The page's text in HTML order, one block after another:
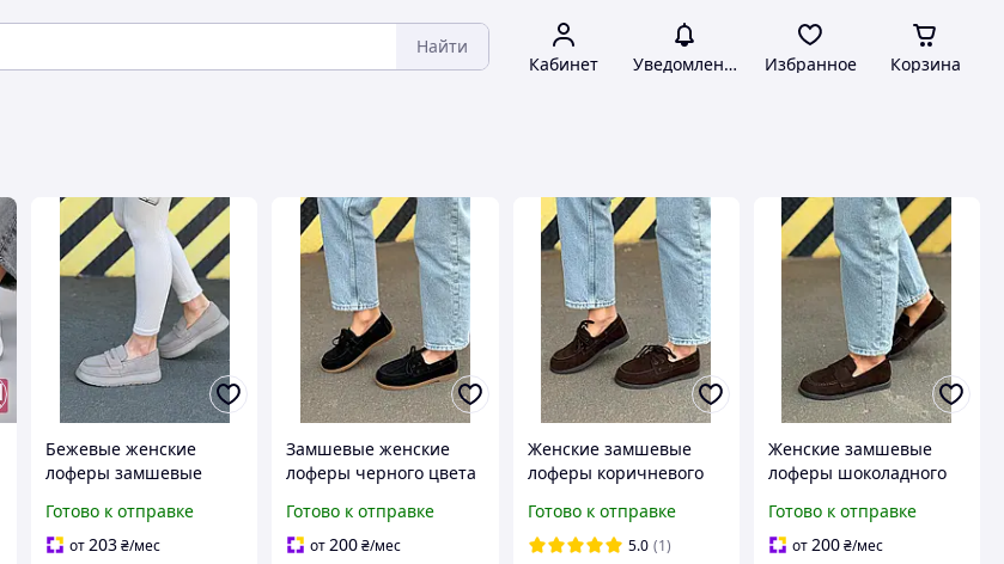
Найти
Кабинет Уведомления Избранное Корзина
Бежевые женские
лоферы замшевые
Готово к отправке
от203₴/мес
Замшевые женские
лоферы черного цвета
подошве.
Готово к отправке
от200₴/мес
Женские замшевые
лоферы коричневого
Готово к отправке
5.0 (1)
Женские замшевые
лоферы шоколадного
Готово к отправке
от200₴/мес